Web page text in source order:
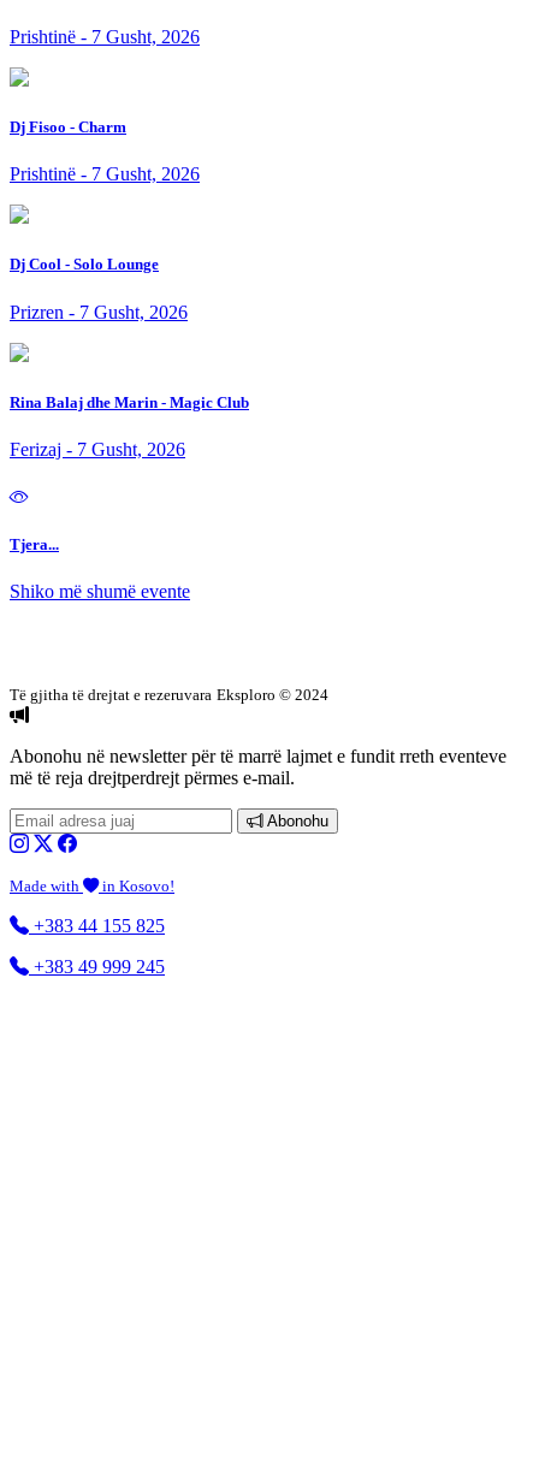
Prishtinë - 7 Gusht, 2026
Dj Fisoo - Charm
Prishtinë - 7 Gusht, 2026
Dj Cool - Solo Lounge
Prizren - 7 Gusht, 2026
Rina Balaj dhe Marin - Magic Club
Ferizaj - 7 Gusht, 2026
Tjera...
Shiko më shumë evente
Të gjitha të drejtat e rezeruvara Eksploro © 2024
Abonohu në newsletterpër të marrë lajmet e fundit rreth eventeve
më të reja drejtperdrejt përmes e-mail.
Abonohu
Made with in Kosovo!
+383 44 155 825
+383 49 999 245